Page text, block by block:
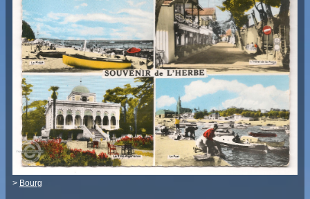
> Bourg